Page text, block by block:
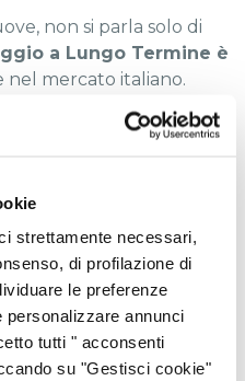
strettamente necessari,
di profilazione di
le preferenze
annunci
tutti " acconsenti
su "Gestisci cookie"
non si parla solo di
a Lungo Termine è
nel mercato italiano.
a Lungo Termine
scelta,
Termine
a novembre 2017, il
guadagnato il 2% di
questa tipologia di
della formula tutto